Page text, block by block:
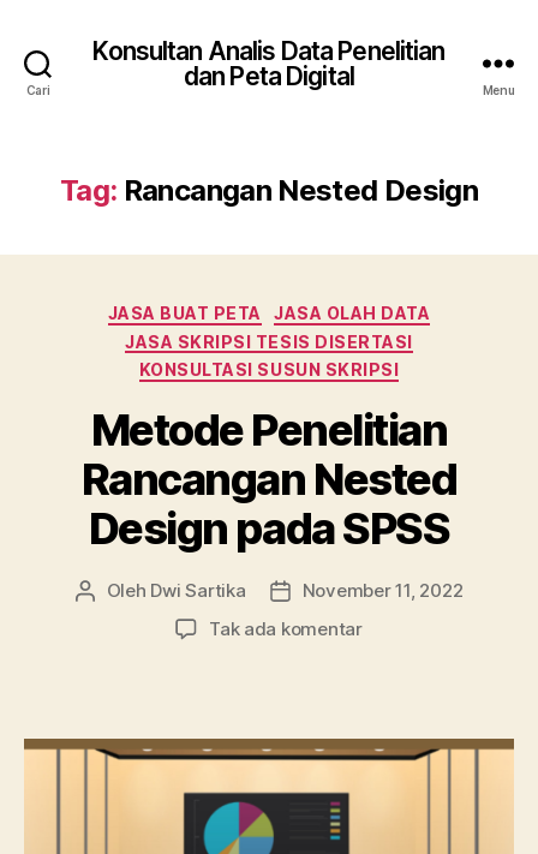
Cari
Konsultan Analis Data Penelitian
dan Peta Digital
Menu
Tag: Rancangan Nested Design
Kategori
JASA BUAT PETA
JASA OLAH DATA
JASA SKRIPSI TESIS DISERTASI
KONSULTASI SUSUN SKRIPSI
Metode Penelitian
Rancangan Nested
Design pada SPSS
Penulis
Oleh Dwi Sartika
Tanggal
artikel
November 11, 2022
Tak ada komentarpada
Design